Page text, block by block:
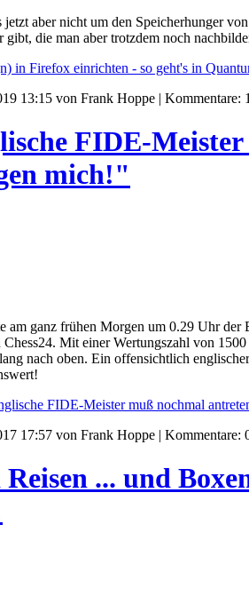
jetzt aber nicht um den Speicherhunger
gibt, die man aber trotzdem noch
in Firefox einrichten - so geht's in
13:15 von Frank Hoppe | Kommentare:
FIDE-
mich!"
am ganz frühen Morgen um 0.29 Uhr der
Mit einer Wertungszahl von 1500
nach oben. Ein offensichtlich
FIDE-Meister muß nochmal
17:57 von Frank Hoppe | Kommentare:
... und